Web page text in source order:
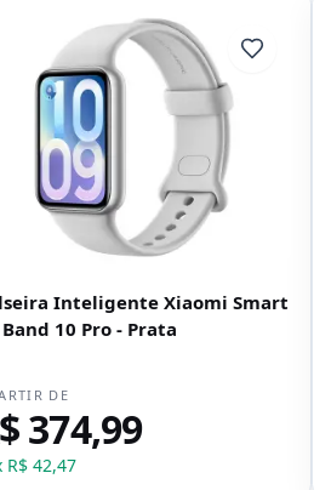
Inteligente Xiaomi Smart
10 Pro - Prata
DE
374,99
R$ 42,47